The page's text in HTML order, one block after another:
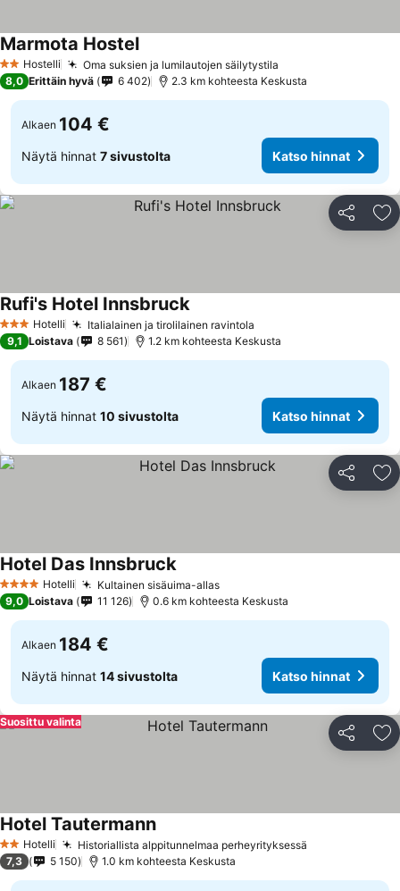
2 Tähtiluokitus
Hostelli Oma suksien ja lumilautojen säilytystila
Marmota Hostel
8,0 Erittäin hyvä 6 402 2.3 km kohteesta Keskusta
Alkaen 104 €
Näytä hinnat 7 sivustolta Katso hinnat
Jaa
3 Tähtiluokitus
Hotelli Italialainen ja tirolilainen ravintola
Rufi's Hotel Innsbruck
9,1 Loistava 8 561 1.2 km kohteesta Keskusta
Alkaen 187 €
Näytä hinnat 10 sivustolta Katso hinnat
Jaa
4 Tähtiluokitus
Hotelli Kultainen sisäuima-allas
Hotel Das Innsbruck
9,0 Loistava 11 126 0.6 km kohteesta Keskusta
Alkaen 184 €
Näytä hinnat 14 sivustolta Katso hinnat
Jaa
Suosittu valinta
2 Tähtiluokitus
Hotelli Historiallista alppitunnelmaa perheyrityksessä
Hotel Tautermann
7,3 5 150 1.0 km kohteesta Keskusta